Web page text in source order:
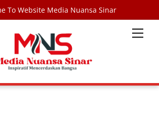
To Website Media Nuansa Sinar